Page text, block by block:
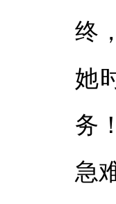
终
她
务
急